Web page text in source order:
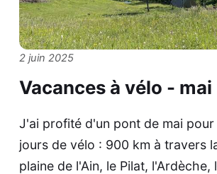
2 juin 2025
Vacances à vélo -
J'ai profité d'un pont de mai
jours de vélo : 900 km à travers
plaine de l'Ain, le Pilat, l'Ardèche,